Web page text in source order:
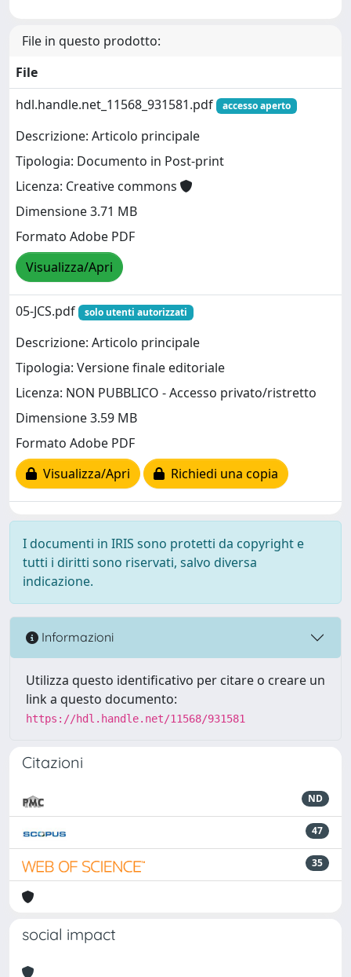
File in questo prodotto:
File
hdl.handle.net_11568_931581.pdf
accesso aperto
Descrizione: Articolo principale
Tipologia: Documento in Post-print
Licenza: Creative commons
Dimensione 3.71 MB
Formato Adobe PDF
Visualizza/Apri
05-JCS.pdf solo utenti autorizzati
Descrizione: Articolo principale
Tipologia: Versione finale editoriale
Licenza: NON PUBBLICO - Accesso privato/ristretto
Dimensione 3.59 MB
Formato Adobe PDF
Visualizza/Apri
Richiedi una copia
I documenti in IRIS sono protetti da copyright e
tutti i diritti sono riservati, salvo diversa
indicazione.
Informazioni
Utilizza questo identificativo per citare o creare un
link a questo documento:
https://hdl.handle.net/11568/931581
Citazioni
ND
47
35
social impact